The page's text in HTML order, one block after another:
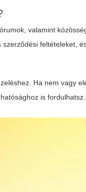
valamint
feltételeket,
Ha nem vagy
is fordulhatsz.